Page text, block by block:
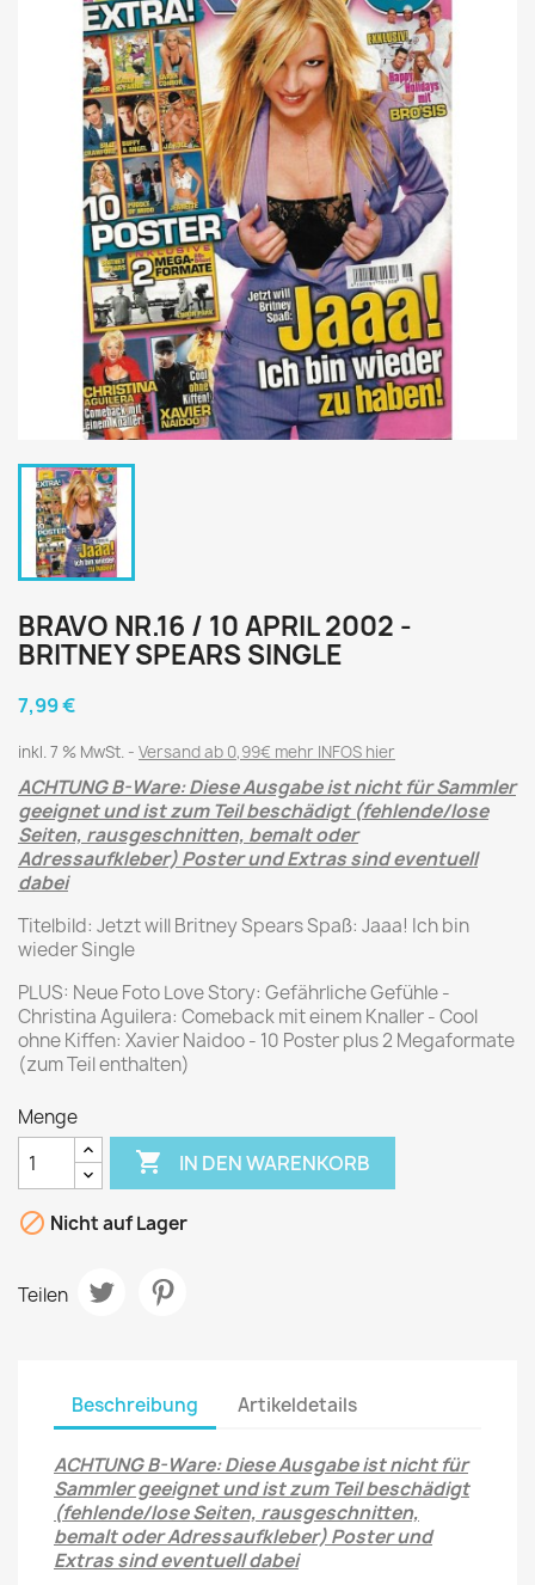
BRAVO NR.16 / 10 APRIL 2002 -
BRITNEY SPEARS SINGLE
7,99 €
inkl. 7 % MwSt. Versand ab 0,99€ mehr INFOS hier
ACHTUNG B-Ware: Diese Ausgabe ist nicht für Sammler
geeignet und ist zum Teil beschädigt (fehlende/lose
Seiten, rausgeschnitten, bemalt oder
Adressaufkleber) Poster und Extras sind eventuell
dabei
Titelbild: Jetzt will Britney Spears Spaß: Jaaa! Ich bin
wieder Single
PLUS: Neue Foto Love Story: Gefährliche Gefühle -
Christina Aguilera: Comeback mit einem Knaller - Cool
ohne Kiffen: Xavier Naidoo - 10 Poster plus 2 Megaformate
(zum Teil enthalten)
Menge
 IN DEN WARENKORB
 Nicht auf Lager
Teilen
Beschreibung Artikeldetails
ACHTUNG B-Ware: Diese Ausgabe ist nicht für
Sammler geeignet und ist zum Teil beschädigt
(fehlende/lose Seiten, rausgeschnitten,
bemalt oder Adressaufkleber) Poster und
Extras sind eventuell dabei